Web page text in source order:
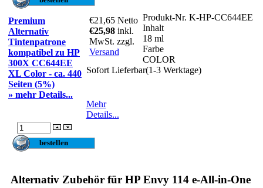
Premium
Alternativ
Tintenpatrone
kompatibel zu HP
300X CC644EE
XL Color - ca. 440
Seiten (5%)
» mehr Details...
€21,65 Netto
€25,98 inkl.
MwSt. zzgl.
Versand
Produkt-Nr. K-HP-CC644EE
Inhalt
18 ml
Farbe
COLOR
Sofort Lieferbar(1-3 Werktage)
Mehr
Details...
Alternativ Zubehör für HP Envy 114 e-All-in-One